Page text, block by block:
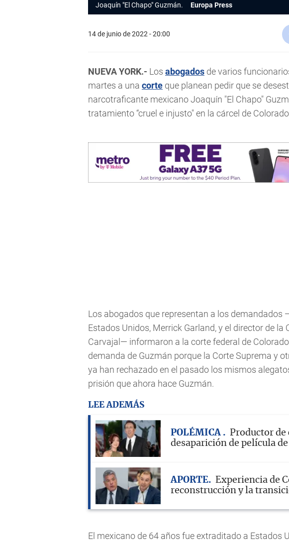
Joaquín "El Chapo" Guzmán. Europa Press
14 de junio de 2022 - 20:00
NUEVA YORK.- Los abogados de varios
martes a una corte que planean pedir que se
narcotraficante mexicano Joaquín "El Chapo"
tratamiento “cruel e injusto" en la cárcel de
Los abogados que representan a los demandados
Estados Unidos, Merrick Garland, y el director de la
Carvajal— informaron a la corte federal de
demanda de Guzmán porque la Corte Suprema y
ya han rechazado en el pasado los mismos
prisión que ahora hace Guzmán.
LEE ADEMÁS
POLÉMICA
Productor de
desaparición de película de
APORTE
Experiencia de
reconstrucción y la
El mexicano de 64 años fue extraditado a Estados